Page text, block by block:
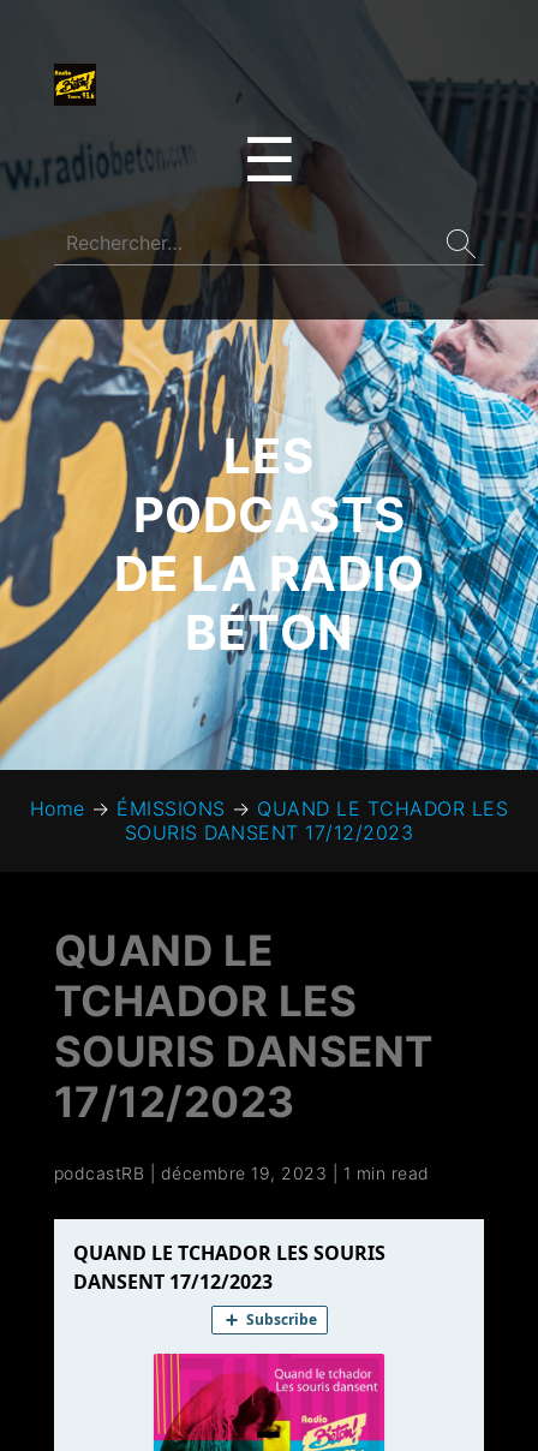
☰
LES
PODCASTS
DE LA RADIO
BÉTON
Home → ÉMISSIONS → QUAND LE TCHADOR LES
SOURIS DANSENT 17/12/2023
QUAND LE
TCHADOR LES
SOURIS DANSENT
17/12/2023
podcastRB décembre 19, 2023 1 min read